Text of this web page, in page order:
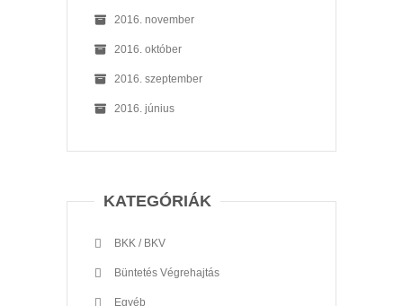
2016. november
2016. október
2016. szeptember
2016. június
KATEGÓRIÁK
BKK / BKV
Büntetés Végrehajtás
Egyéb